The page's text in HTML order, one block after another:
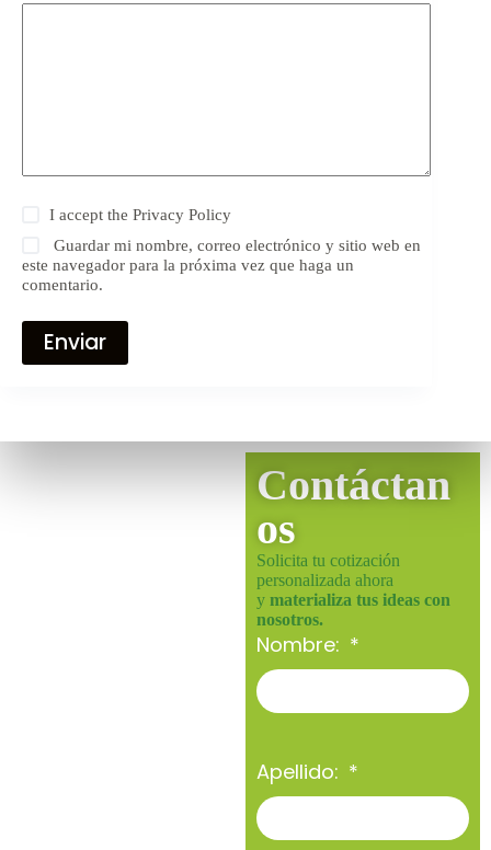
I accept thePrivacy Policy
Guardar mi nombre, correo electrónico y sitio web en
este navegador para la próxima vez que haga un
comentario.
Enviar
Contáctan
os
Solicita tu cotización
personalizada ahora
y materializa tus ideas con
nosotros.
Nombre:
Apellido: